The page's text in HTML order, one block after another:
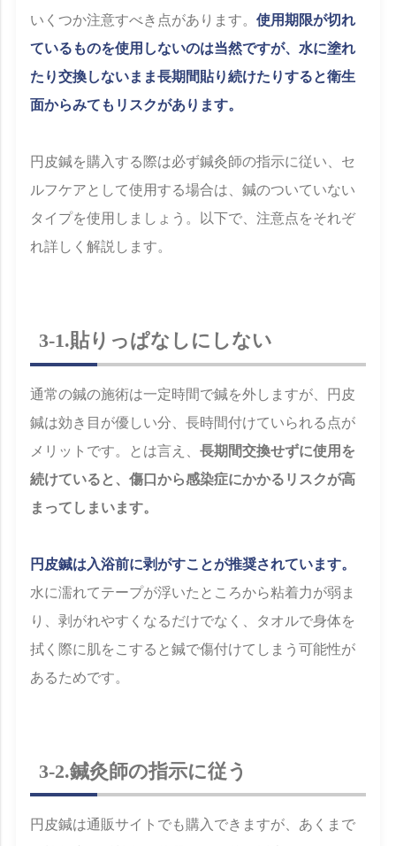
いくつか注意すべき点があります。使用期限が切れ
ているものを使用しないのは当然ですが、水に塗れ
たり交換しないまま長期間貼り続けたりすると衛生
面からみてもリスクがあります。
円皮鍼を購入する際は必ず鍼灸師の指示に従い、セ
ルフケアとして使用する場合は、鍼のついていない
タイプを使用しましょう。以下で、注意点をそれぞ
れ詳しく解説します。
3-1.貼りっぱなしにしない
通常の鍼の施術は一定時間で鍼を外しますが、円皮
鍼は効き目が優しい分、長時間付けていられる点が
メリットです。とは言え、長期間交換せずに使用を
続けていると、傷口から感染症にかかるリスクが高
まってしまいます。
円皮鍼は入浴前に剥がすことが推奨されています。
水に濡れてテープが浮いたところから粘着力が弱ま
り、剥がれやすくなるだけでなく、タオルで身体を
拭く際に肌をこすると鍼で傷付けてしまう可能性が
あるためです。
3-2.鍼灸師の指示に従う
円皮鍼は通販サイトでも購入できますが、あくまで